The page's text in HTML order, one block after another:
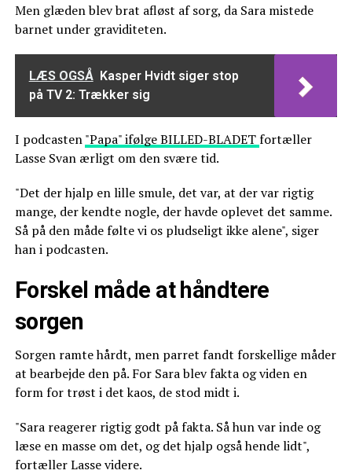
Men glæden blev brat afløst af sorg, da Sara mistede
barnet under graviditeten.
LÆS OGSÅ Kasper Hvidt siger stop
på TV 2: Trækker sig
I podcasten"Papa" ifølge BILLED-BLADETfortæller
Lasse Svan ærligt om den svære tid.
"Det der hjalp en lille smule, det var, at der var rigtig
mange, der kendte nogle, der havde oplevet det samme.
Så på den måde følte vi os pludseligt ikke alene", siger
han i podcasten.
Forskel måde at håndtere
sorgen
Sorgen ramte hårdt, men parret fandt forskellige måder
at bearbejde den på. For Sara blev fakta og viden en
form for trøst i det kaos, de stod midt i.
"Sara reagerer rigtig godt på fakta. Så hun var inde og
læse en masse om det, og det hjalp også hende lidt",
fortæller Lasse videre.